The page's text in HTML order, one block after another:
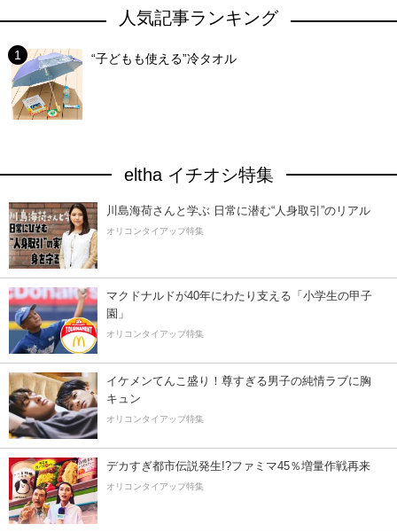
人気記事ランキング
“子どもも使える”冷タオル
eltha イチオシ特集
川島海荷さんと学ぶ 日常に潜む“人身取引”のリアル
オリコンタイアップ特集
マクドナルドが40年にわたり支える「小学生の甲子
園」
オリコンタイアップ特集
イケメンてんこ盛り！尊すぎる男子の純情ラブに胸
キュン
オリコンタイアップ特集
デカすぎ都市伝説発生!?ファミマ45％増量作戦再来
オリコンタイアップ特集